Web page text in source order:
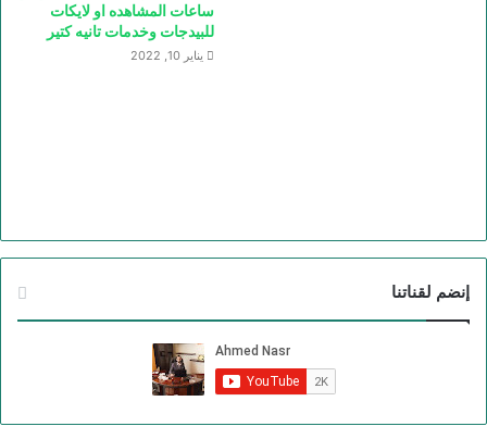
ساعات المشاهده او لايكات
للبيدجات وخدمات تانيه كتير
يناير 10, 2022
إنضم لقناتنا